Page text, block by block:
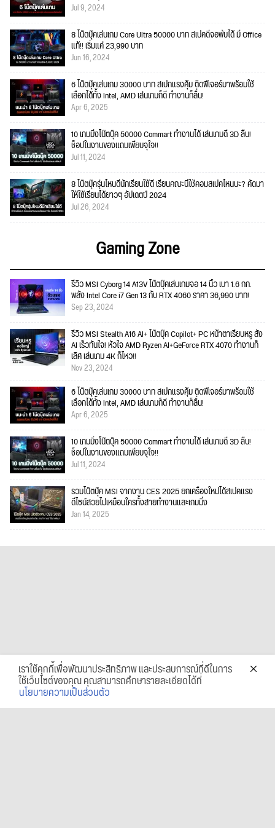
Jul 9, 2024
8 โน๊ตบุ๊คเล่นเกม Core Ultra 50000 บาท สเปคดีจอพับได้ มี Office
แท้!! เริ่มแค่ 23,990 บาท
Jun 16, 2024
6 โน๊ตบุ๊คเล่นเกม 30000 บาท สเปกแรงคุ้ม ติดฟีเจอร์มาพร้อมใช้
เลือกได้ทั้ง Intel, AMD เล่นเกมก็ดี ทำงานก็ลื่น!
Apr 6, 2025
10 เกมมิ่งโน๊ตบุ๊ค 50000 Commart ทำงานได้ เล่นเกมดี 3D ลื่น!
ช็อปในงานของแถมเพียบจุใจ!!
Jul 11, 2024
8 โน๊ตบุ๊ครุ่นไหนดีนักเรียนใช้ดี เรียนคณะนี้ใช้คอมสเปคไหนนะ? คัดมา
ให้ใช้เรียนได้ยาวๆ อัปเดตปี 2024
Jul 26, 2024
Gaming Zone
รีวิว MSI Cyborg 14 A13V โน๊ตบุ๊คเล่นเกมจอ 14 นิ้ว เบา 1.6 กก.
พลัง Intel Core i7 Gen 13 กับ RTX 4060 ราคา 36,990 บาท!
Sep 23, 2024
รีวิว MSI Stealth A16 AI+ โน๊ตบุ๊ค Copilot+ PC หน้าตาเรียบหรู สั่ง
AI เร็วทันใจ! หัวใจ AMD Ryzen AI+GeForce RTX 4070 ทำงานก็
เลิศ เล่นเกม 4K ก็ไหว!!
Nov 23, 2024
6 โน๊ตบุ๊คเล่นเกม 30000 บาท สเปกแรงคุ้ม ติดฟีเจอร์มาพร้อมใช้
เลือกได้ทั้ง Intel, AMD เล่นเกมก็ดี ทำงานก็ลื่น!
Apr 6, 2025
10 เกมมิ่งโน๊ตบุ๊ค 50000 Commart ทำงานได้ เล่นเกมดี 3D ลื่น!
ช็อปในงานของแถมเพียบจุใจ!!
Jul 11, 2024
รวมโน๊ตบุ๊ค MSI จากงาน CES 2025 ยกเครื่องใหม่ได้สเปคแรง
ดีไซน์สวยไม่เหมือนใครทั้งสายทำงานและเกมมิ่ง
Jan 14, 2025
เราใช้คุกกี้เพื่อพัฒนาประสิทธิภาพ และประสบการณ์ที่ดีในการ
ใช้เว็บไซต์ของคุณ คุณสามารถศึกษารายละเอียดได้ที่
นโยบายความเป็นส่วนตัว